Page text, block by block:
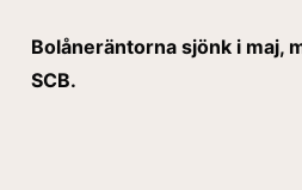
Bolåneräntorna sjönk i maj,
SCB.